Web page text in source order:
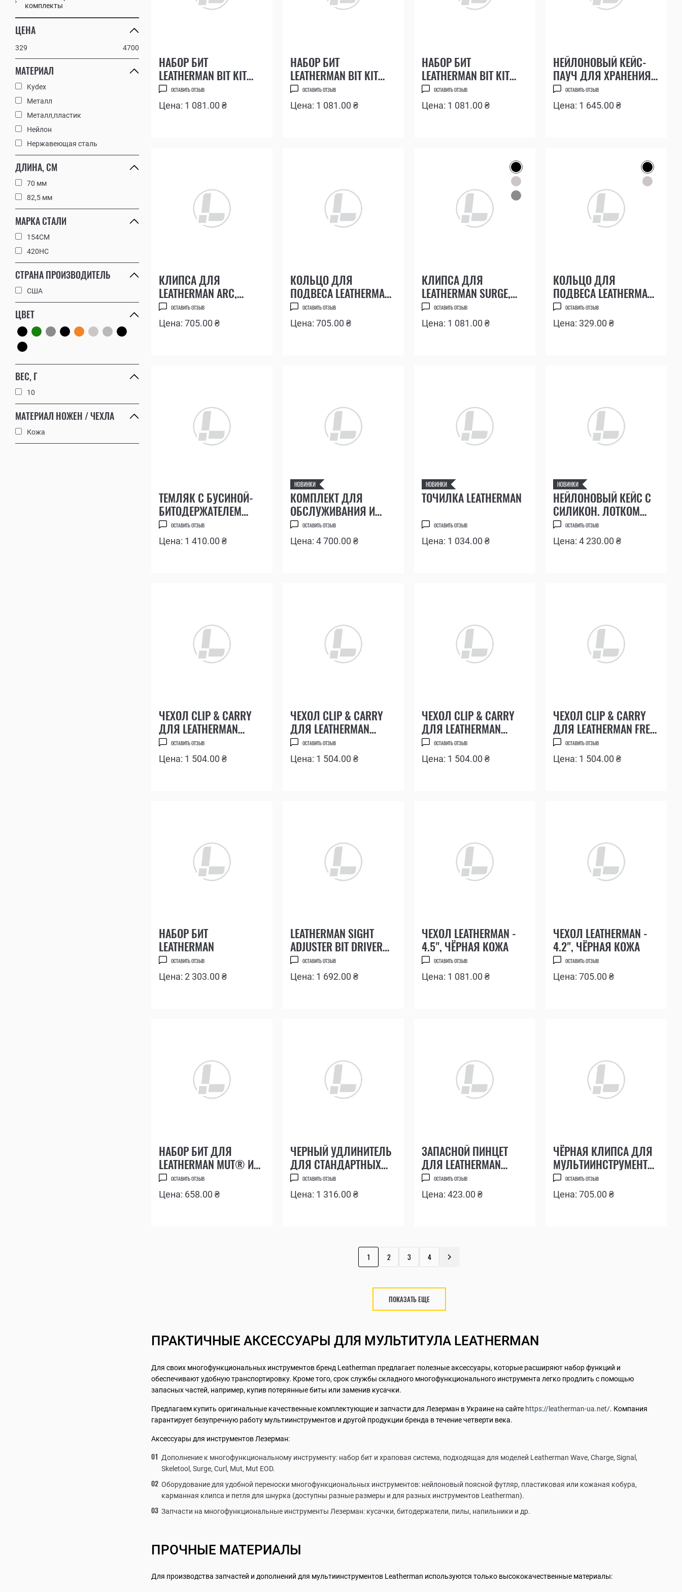
КОМПЛЕКТЫ
комплекты
ЦЕНА
329 4700
МАТЕРИАЛ
Kydex
Металл
Металл,пластик
Нейлон
Нержавеющая сталь
ДЛИНА, СМ
70 мм
82,5 мм
МАРКА СТАЛИ
154CM
420HC
СТРАНА ПРОИЗВОДИТЕЛЬ
США
ЦВЕТ
ВЕС, Г
10
МАТЕРИАЛ НОЖЕН / ЧЕХЛА
Кожа
НАБОР БИТ
LEATHERMAN BIT KIT
№6ОСТАВИТЬ ОТЗЫВ
Цена: 1 081.00 ₴
НАБОР БИТ
LEATHERMAN BIT KIT
№5ОСТАВИТЬ ОТЗЫВ
Цена: 1 081.00 ₴
НАБОР БИТ
LEATHERMAN BIT KIT
№4, ЗЕЛЕНЫЙ
ОСТАВИТЬ ОТЗЫВ
Цена: 1 081.00 ₴
НЕЙЛОНОВЫЙ КЕЙС-
ПАУЧ ДЛЯ ХРАНЕНИЯ
И ТРАНСПОРТИРОВКИ
МУЛЬТИИНСТРУМЕНТОВ
LEATHERMAN
ОСТАВИТЬ ОТЗЫВ
Цена: 1 645.00 ₴
КЛИПСА ДЛЯ
LEATHERMAN ARC,
BOND, CURL, FREE
ОСТАВИТЬ ОТЗЫВ
Цена: 705.00 ₴
КОЛЬЦО ДЛЯ
ПОДВЕСА LEATHERMAN
ARC, BOND, CURL, FREE
ОСТАВИТЬ ОТЗЫВ
Цена: 705.00 ₴
КЛИПСА ДЛЯ
LEATHERMAN SURGE,
CHARGE, WAVE
ОСТАВИТЬ ОТЗЫВ
Цена: 1 081.00 ₴
КОЛЬЦО ДЛЯ
ПОДВЕСА LEATHERMAN
SURGE, CHARGE, WAVE
ОСТАВИТЬ ОТЗЫВ
Цена: 329.00 ₴
ТЕМЛЯК С БУСИНОЙ-
БИТОДЕРЖАТЕЛЕМ
LEATHERMAN
ОСТАВИТЬ ОТЗЫВ
Цена: 1 410.00 ₴
НОВИНКИ
КОМПЛЕКТ ДЛЯ
ОБСЛУЖИВАНИЯ И
ХРАНЕНИЯ
ИНСТРУМЕНТОВ
LEATHERMAN
ОСТАВИТЬ ОТЗЫВ
Цена: 4 700.00 ₴
НОВИНКИ
ТОЧИЛКА LEATHERMAN
ОСТАВИТЬ ОТЗЫВ
Цена: 1 034.00 ₴
НОВИНКИ
НЕЙЛОНОВЫЙ КЕЙС С
СИЛИКОН. ЛОТКОМ
ДЛЯ ХРАНЕНИЯ И
ОБСЛУЖИВАНИЯ
МУЛЬТИИНСТРУМЕНТОВ
ОСТАВИТЬ ОТЗЫВ
Цена: 4 230.00 ₴
ЧЕХОЛ CLIP & CARRY
ДЛЯ LEATHERMAN
SURGE
ОСТАВИТЬ ОТЗЫВ
Цена: 1 504.00 ₴
ЧЕХОЛ CLIP & CARRY
ДЛЯ LEATHERMAN
WAVE, WAVE PLUS
ОСТАВИТЬ ОТЗЫВ
Цена: 1 504.00 ₴
ЧЕХОЛ CLIP & CARRY
ДЛЯ LEATHERMAN
WINGMAN, SIDEKICK,
REBAR, REV
ОСТАВИТЬ ОТЗЫВ
Цена: 1 504.00 ₴
ЧЕХОЛ CLIP & CARRY
ДЛЯ LEATHERMAN FREE
P2 ОСТАВИТЬ ОТЗЫВ
Цена: 1 504.00 ₴
НАБОР БИТ
LEATHERMAN
ОСТАВИТЬ ОТЗЫВ
Цена: 2 303.00 ₴
LEATHERMAN SIGHT
ADJUSTER BIT DRIVER
EXTENDER ДЛЯ
РЕГУЛИРОВКИ
ПРИЦЕЛЬНЫХ
ОСТАВИТЬ ОТЗЫВ
Цена: 1 692.00 ₴
ЧЕХОЛ LEATHERMAN -
4.5", ЧЁРНАЯ КОЖА
ОСТАВИТЬ ОТЗЫВ
Цена: 1 081.00 ₴
ЧЕХОЛ LEATHERMAN -
4.2", ЧЁРНАЯ КОЖА
ОСТАВИТЬ ОТЗЫВ
Цена: 705.00 ₴
НАБОР БИТ ДЛЯ
LEATHERMAN MUT® И
MUT® EOD
ОСТАВИТЬ ОТЗЫВ
Цена: 658.00 ₴
ЧЕРНЫЙ УДЛИНИТЕЛЬ
ДЛЯ СТАНДАРТНЫХ
БИТ (1/4") И БИТ
LEATHERMAN BIT DRIVER
EXTENDER
ОСТАВИТЬ ОТЗЫВ
Цена: 1 316.00 ₴
ЗАПАСНОЙ ПИНЦЕТ
ДЛЯ LEATHERMAN
STYLEОСТАВИТЬ ОТЗЫВ
Цена: 423.00 ₴
ЧЁРНАЯ КЛИПСА ДЛЯ
МУЛЬТИИНСТРУМЕНТА
ОСТАВИТЬ ОТЗЫВ
Цена: 705.00 ₴
1 2 3 4
ПОКАЗАТЬ ЕЩЕ
ПРАКТИЧНЫЕ АКСЕССУАРЫ ДЛЯ МУЛЬТИТУЛА LEATHERMAN
Для своих многофункциональных инструментов бренд Leatherman предлагает полезные аксессуары, которые расширяют набор функций и
обеспечивают удобную транспортировку. Кроме того, срок службы складного многофункционального инструмента легко продлить с помощью
запасных частей, например, купив потерянные биты или заменив кусачки.
Предлагаем купить оригинальные качественные комплектующие и запчасти для Лезерман в Украине на сайте https://leatherman-ua.net/. Компания
гарантирует безупречную работу мультиинструментов и другой продукции бренда в течение четверти века.
Аксессуары для инструментов Лезерман:
Дополнение к многофункциональному инструменту: набор бит и храповая система, подходящая для моделей Leatherman Wave, Charge, Signal,
Skeletool, Surge, Curl, Mut, Mut EOD.
Оборудование для удобной переноски многофункциональных инструментов: нейлоновый поясной футляр, пластиковая или кожаная кобура,
карманная клипса и петля для шнурка (доступны разные размеры и для разных инструментов Leatherman).
Запчасти на многофункциональные инструменты Лезерман: кусачки, битодержатели, пилы, напильники и др.
ПРОЧНЫЕ МАТЕРИАЛЫ
Для производства запчастей и дополнений для мультиинструментов Leatherman используются только высококачественные материалы: